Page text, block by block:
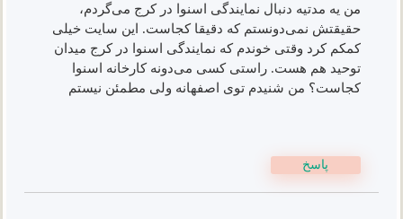
من یه مدتیه دنبال نمایندگی اسنوا در کرج می‌گردم،
حقیقتش نمی‌دونستم که دقیقا کجاست. این سایت خیلی
کمکم کرد وقتی خوندم که نمایندگی اسنوا در کرج میدان
توحید هم هست. راستی کسی می‌دونه کارخانه اسنوا
کجاست؟ من شنیدم توی اصفهانه ولی مطمئن نیستم
پاسخ